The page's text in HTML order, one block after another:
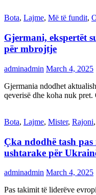
Bota, Lajme, Më të fundit,
Gjermani, ekspertët
për mbrojtje
adminadmin March 4, 2025
Gjermania ndodhet
qeverisë dhe koha nuk
Bota, Lajme, Mister, Rajoni,
Çka ndodhë tash pas
ushtarake për
adminadmin March 4, 2025
Pas takimit të liderëve